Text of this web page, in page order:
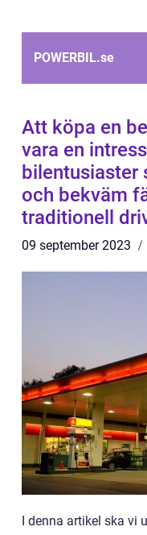
POWERBIL.se
Att köpa en
vara en
bilentusiaster
och bekväm
traditionell
09 september 2023
I denna artikel ska vi